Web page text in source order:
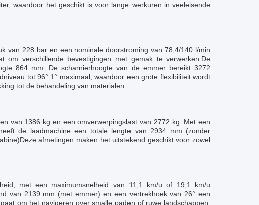
waardoor het geschikt is voor lange werkuren in veeleisende
van 228 bar en een nominale doorstroming van 78,4/140 l/min
verschillende bevestigingen met gemak te verwerken.De
864 mm. De scharnierhoogte van de emmer bereikt 3272
tot 96°.1° maximaal, waardoor een grote flexibiliteit wordt
tot de behandeling van materialen.
van 1386 kg en een omverwerpingslast van 2772 kg. Met een
de laadmachine een totale lengte van 2934 mm (zonder
afmetingen maken het uitstekend geschikt voor zowel
met een maximumsnelheid van 11,1 km/u of 19,1 km/u
van 2139 mm (met emmer) en een vertrekhoek van 26° een
om het navigeren over smalle paden of ruwe landschappen,